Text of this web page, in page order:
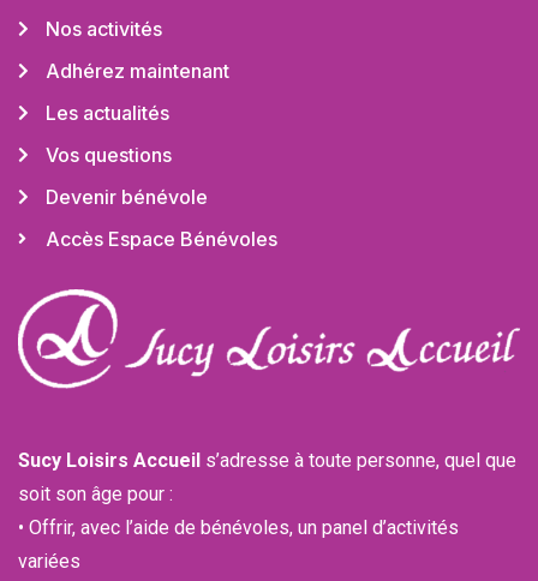
Nos activités
Adhérez maintenant
Les actualités
Vos questions
Devenir bénévole
Accès Espace Bénévoles
Sucy Loisirs Accueil s’adresse à toute personne, quel que
soit son âge pour :
• Offrir, avec l’aide de bénévoles, un panel d’activités
variées